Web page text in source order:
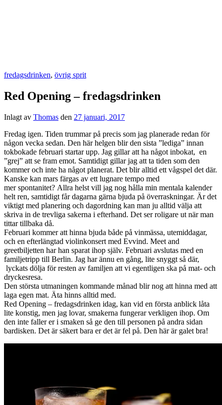
fredagsdrinken, övrig sprit
Red Opening – fredagsdrinken
Inlagt av Thomas den 27 januari, 2017
Fredag igen. Tiden trummar på precis som jag planerade redan för
någon vecka sedan. Den här helgen blir den sista ”lediga” innan
tokbokade februari startar upp. Jag gillar att ha något inbokat, en
”grej” att se fram emot. Samtidigt gillar jag att ta tiden som den
kommer och inte ha något planerat. Det blir alltid ett vågspel det där.
Kanske kan mars färgas av ett lugnare tempo med
mer spontanitet? Allra helst vill jag nog hålla min mentala kalender
helt ren, samtidigt får dagarna gärna bjuda på överraskningar. Är det
viktigt med planering och dagordning kan man ju alltid välja att
skriva in de trevliga sakerna i efterhand. Det ser roligare ut när man
tittar tillbaka då.
Februari kommer att hinna bjuda både på vinmässa, utemiddagar,
och en efterlängtad violinkonsert med Evvind. Meet and
greetbiljetten har han sparat ihop själv. Februari avslutas med en
familjetripp till Berlin. Jag har ännu en gång, lite snyggt så där,
lyckats dölja för resten av familjen att vi egentligen ska på mat- och
dryckesresa.
Den största utmaningen kommande månad blir nog att hinna med att
laga egen mat. Äta hinns alltid med.
Red Opening – fredagsdrinken idag, kan vid en första anblick låta
lite konstig, men jag lovar, smakerna fungerar verkligen ihop. Om
den inte faller er i smaken så ge den till personen på andra sidan
bardisken. Det är säkert bara er det är fel på. Den här är galet bra!